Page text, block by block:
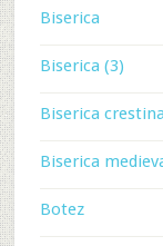
Biserica
Biserica (3)
Biserica
Biserica
Botez